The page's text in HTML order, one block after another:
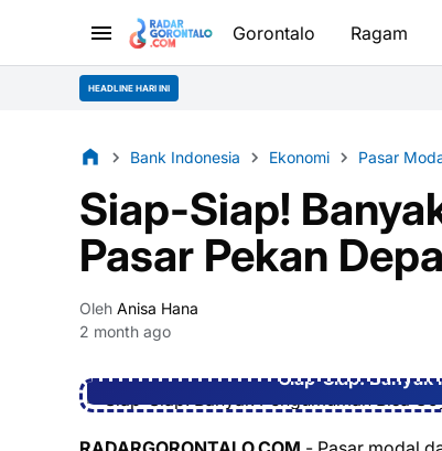
Gorontalo Ragam
HEADLINE HARI INI
Bank Indonesia Ekonomi Pasar
Siap-Siap!
Pasar Pekan
Oleh Anisa Hana
2 month ago
Siap-Siap! Banyak